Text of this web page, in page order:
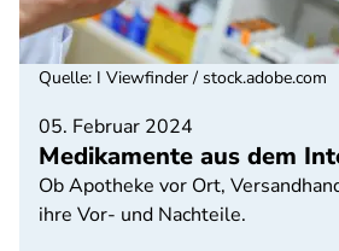
05. Februar 2024
Medikamente aus dem
Ob Apotheke vor Ort,
ihre Vor- und Nachteile.
Quelle: I Viewfinder / stock.adobe.com